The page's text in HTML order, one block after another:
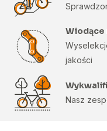
Wiodące
jakości
Nasz